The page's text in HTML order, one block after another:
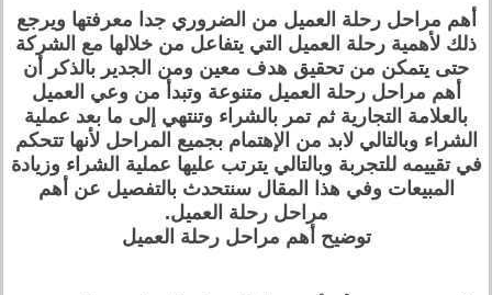
أهم مراحل رحلة العميل من الضروري جدا معرفتها ويرجع
ذلك لأهمية رحلة العميل التي يتفاعل من خلالها مع الشركة
حتى يتمكن من تحقيق هدف معين ومن الجدير بالذكر أن
أهم مراحل رحلة العميل متنوعة وتبدأ من وعي العميل
بالعلامة التجارية ثم تمر بالشراء وتنتهي إلى ما بعد عملية
الشراء وبالتالي لابد من الإهتمام بجميع المراحل لأنها تتحكم
في تقييمه للتجربة وبالتالي يترتب عليها عملية الشراء وزيادة
المبيعات وفي هذا المقال سنتحدث بالتفصيل عن أهم
مراحل رحلة العميل.
توضيح أهم مراحل رحلة العميل